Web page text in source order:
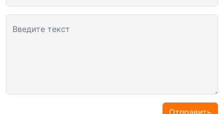
Введите текст
Отправить